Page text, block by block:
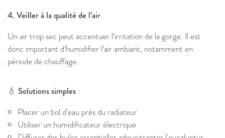
4. Veiller à la qualité de l’air
Un air trop sec peut accentuer l’irritation de la gorge. Il est
donc important d’humidifier l’air ambiant, notamment en
période de chauffage.
💧 Solutions simples :
Placer un bol d’eau près du radiateur
Utiliser un humidificateur électrique